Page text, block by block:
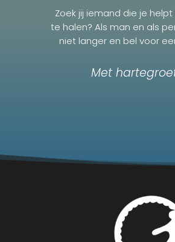
Zoek jij iemand die je
te halen? Als man en als
niet langer en bel voor
Met